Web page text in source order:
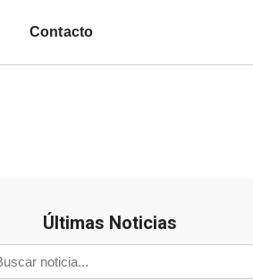
Últimas Noticias
Contacto